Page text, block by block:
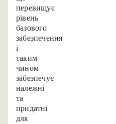
перевищує
рівень
базового
забезпечення,
і
таким
чином
забезпечує
належні
та
придатні
для